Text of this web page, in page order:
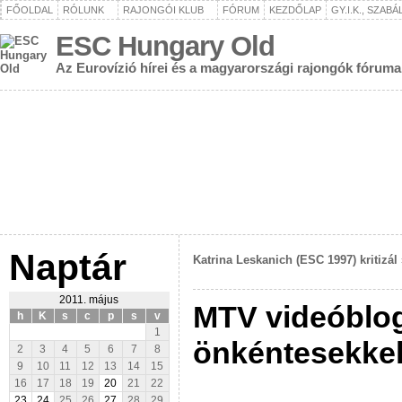
FŐOLDAL RÓLUNK RAJONGÓI KLUB FÓRUM KEZDŐLAP GY.I.K.,
ESC Hungary Old
Az Eurovízió hírei és a magyarországi rajongók fóruma
Naptár
2011. május
h
K s c p s
v
1
2
3 4 5 6 7
8
9
10 11 12 13 14
15
16
17 18 19 20 21
22
Katrina Leskanich (ESC 1997) kritizál
MTV